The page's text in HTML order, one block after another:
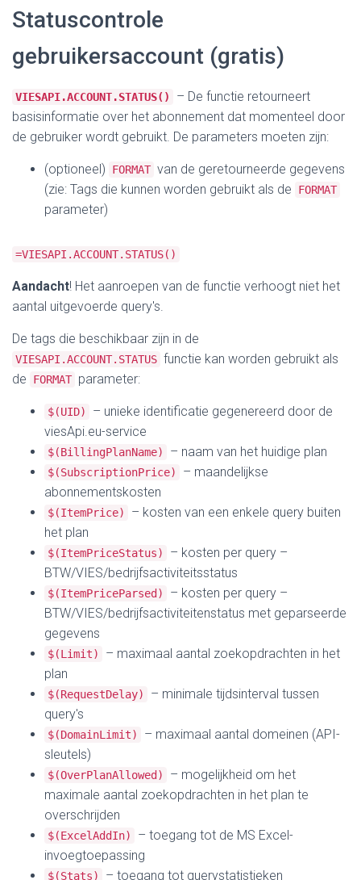
Statuscontrole
gebruikersaccount (gratis)
VIESAPI.ACCOUNT.STATUS()
– De functie retourneert
basisinformatie over het abonnement dat momenteel door
de gebruiker wordt gebruikt. De parameters moeten zijn:
(optioneel) FORMAT van de geretourneerde gegevens
(zie: Tags die kunnen worden gebruikt als de
FORMAT
parameter)
=VIESAPI.ACCOUNT.STATUS()
Aandacht! Het aanroepen van de functie verhoogt niet het
aantal uitgevoerde query's.
De tags die beschikbaar zijn in de
VIESAPI.ACCOUNT.STATUS functie kan worden gebruikt als
de
FORMAT parameter:
$(UID)
– unieke identificatie gegenereerd door de
viesApi.eu-service
$(BillingPlanName) – naam van het huidige plan
$(SubscriptionPrice)
– maandelijkse
abonnementskosten
$(ItemPrice)
– kosten van een enkele query buiten
het plan
$(ItemPriceStatus)
– kosten per query –
BTW/VIES/bedrijfsactiviteitsstatus
$(ItemPriceParsed)
– kosten per query –
BTW/VIES/bedrijfsactiviteitenstatus met geparseerde
gegevens
$(Limit)
– maximaal aantal zoekopdrachten in het
plan
$(RequestDelay)
– minimale tijdsinterval tussen
query's
$(DomainLimit)
– maximaal aantal domeinen (API-
sleutels)
$(OverPlanAllowed)
– mogelijkheid om het
maximale aantal zoekopdrachten in het plan te
overschrijden
$(ExcelAddIn)
– toegang tot de MS Excel-
invoegtoepassing
$(Stats) – toegang tot querystatistieken